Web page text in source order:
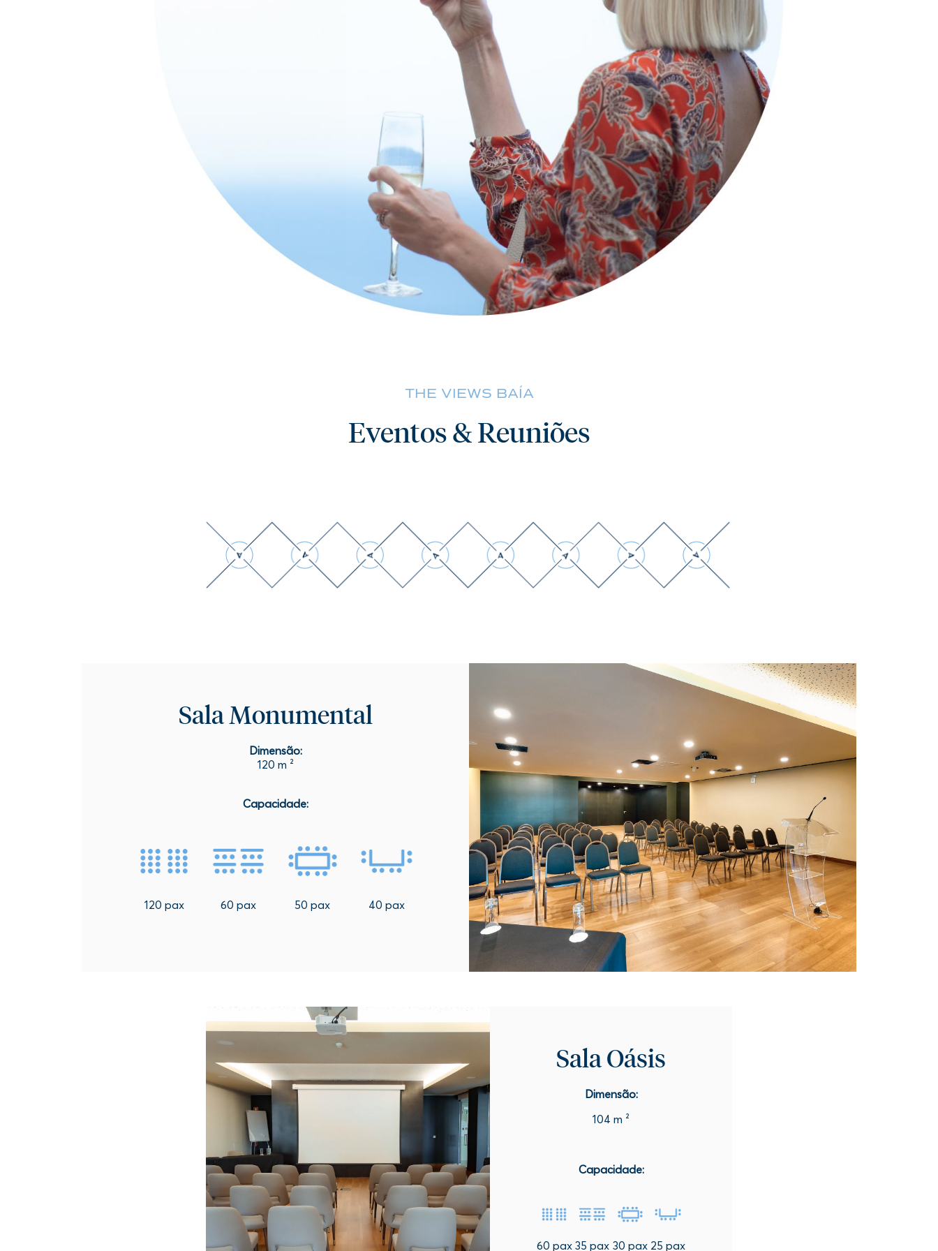
THE VIEWS BAÍA
Eventos & Reuniões
Sala Monumental
Dimensão:
120 m ²
Capacidade:
120 pax 60 pax 50 pax 40 pax
Sala Oásis
Dimensão:
104 m ²
Capacidade:
60 pax 35 pax 30 pax 25 pax